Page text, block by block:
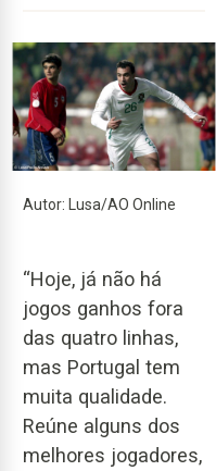
Autor: Lusa/AO Online
“Hoje, já não há
jogos ganhos fora
das quatro linhas,
mas Portugal tem
muita qualidade.
Reúne alguns dos
melhores jogadores,